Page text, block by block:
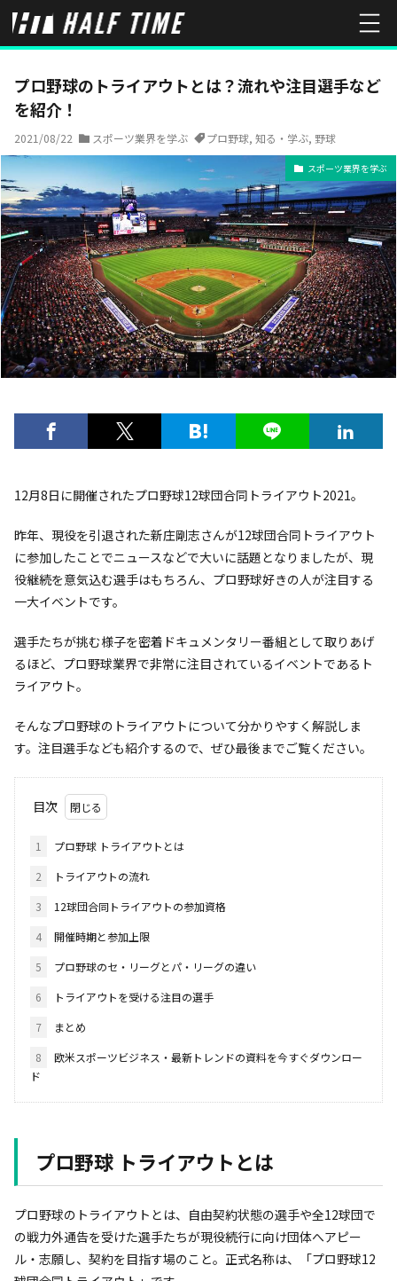
HOME スポーツ業界を学ぶ プロ野球のトライアウトとは？流れや
プロ野球のトライアウトとは？流れや注目選手など
を紹介！
2021/08/22 スポーツ業界を学ぶ プロ野球, 知る・学ぶ, 野球
スポーツ業界を学ぶ
12月8日に開催されたプロ野球12球団合同トライアウト2021。
昨年、現役を引退された新庄剛志さんが12球団合同トライアウト
に参加したことでニュースなどで大いに話題となりましたが、現
役継続を意気込む選手はもちろん、プロ野球好きの人が注目する
一大イベントです。
選手たちが挑む様子を密着ドキュメンタリー番組として取りあげ
るほど、プロ野球業界で非常に注目されているイベントであるト
ライアウト。
そんなプロ野球のトライアウトについて分かりやすく解説しま
す。注目選手なども紹介するので、ぜひ最後までご覧ください。
目次
1
プロ野球 トライアウトとは
2
トライアウトの流れ
3
12球団合同トライアウトの参加資格
4
開催時期と参加上限
5
プロ野球のセ・リーグとパ・リーグの違い
6
トライアウトを受ける注目の選手
7
まとめ
8
欧米スポーツビジネス・最新トレンドの資料を今すぐダウンロー
ド
プロ野球 トライアウトとは
プロ野球のトライアウトとは、自由契約状態の選手や全12球団で
の戦力外通告を受けた選手たちが現役続行に向け団体へアピー
ル・志願し、契約を目指す場のこと。正式名称は、「プロ野球12